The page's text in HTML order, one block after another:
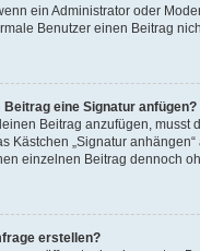
ein Administrator oder
Benutzer einen Beitrag
eine Signatur anfügen?
Beitrag anzufügen,
Kästchen „Signatur
einzelnen Beitrag dennoch
erstellen?